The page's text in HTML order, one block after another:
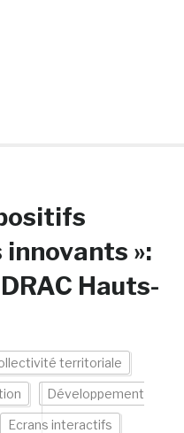
»:
Hauts-
territoriale
Développement
Ecrans interactifs